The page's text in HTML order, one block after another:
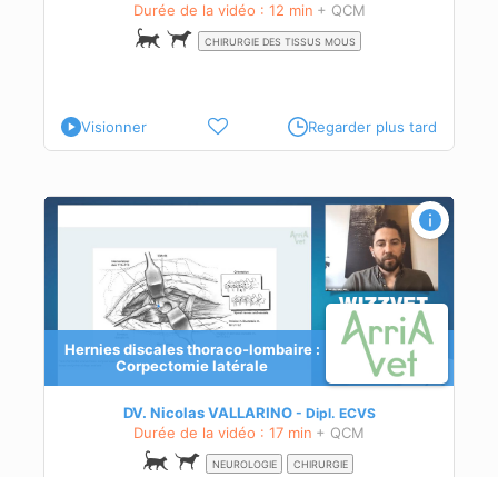
Durée de la vidéo : 12 min + QCM
CHIRURGIE DES TISSUS MOUS
Visionner Regarder plus tard
Hernies discales thoraco-lombaire :
Corpectomie latérale
DV. Nicolas VALLARINO Dipl. ECVS
Durée de la vidéo : 17 min + QCM
NEUROLOGIE CHIRURGIE